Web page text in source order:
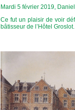
Mardi 5 février 2019,
Ce fut un plaisir de voir
bâtisseur de l’Hôtel Groslot.